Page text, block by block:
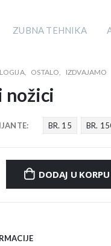
ZUBNA TEHNIKA
, OSTALO, IZDVAJAMO
nožici
BR. 15 BR.
DODAJ U KORPU